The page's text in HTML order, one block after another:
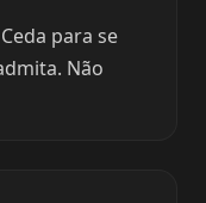
para se
Não